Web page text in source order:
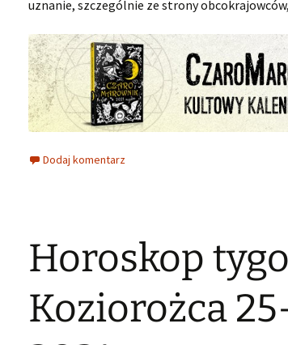
uznanie, szczególnie ze strony
Dodaj komentarz
Horoskop
Koziorożca